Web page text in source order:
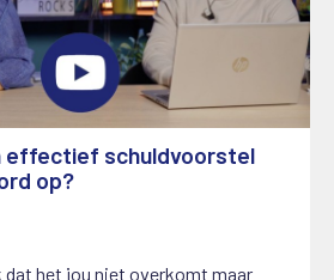
effectief schuldvoorstel
op?
het jou niet overkomt maar